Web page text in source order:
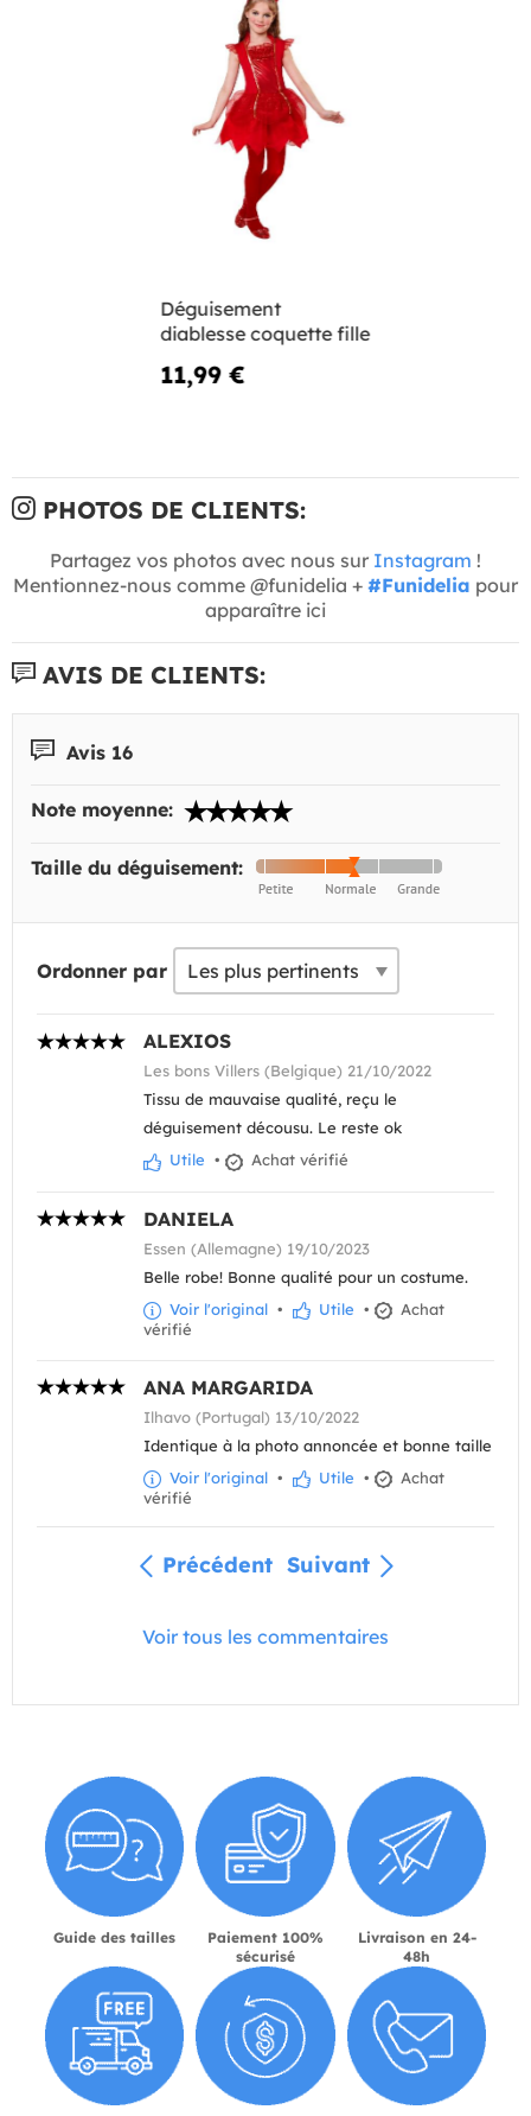
Déguisement
diablesse coquette fille
11,99 €
PHOTOS DE CLIENTS:
Partagez vos photos avec nous sur Instagram !
Mentionnez-nous comme @funidelia + #Funidelia pour
apparaître ici
AVIS DE CLIENTS:
Avis 16
Note moyenne:
Taille du déguisement:
Ordonner par
ALEXIOS
Les bons Villers (Belgique) 21/10/2022
Tissu de mauvaise qualité, reçu le
déguisement décousu. Le reste ok
Utile • Achat vérifié
DANIELA
Essen (Allemagne) 19/10/2023
Belle robe! Bonne qualité pour un costume.
Voir l'original • Utile •
Achat
vérifié
ANA MARGARIDA
Ilhavo (Portugal) 13/10/2022
Identique à la photo annoncée et bonne taille
Voir l'original • Utile •
Achat
vérifié
Précédent Suivant
Voir tous les commentaires
Guide des tailles
Paiement 100%
sécurisé
Livraison en 24-
48h